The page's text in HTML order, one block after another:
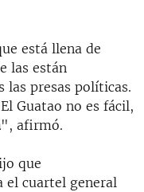
está llena de
las están
las presas políticas.
Guatao no es fácil,
", afirmó.
que
el cuartel general